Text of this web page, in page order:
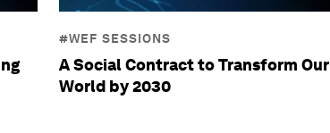
#WEF SESSIONS
A Social Contract to Transform Our
World by 2030